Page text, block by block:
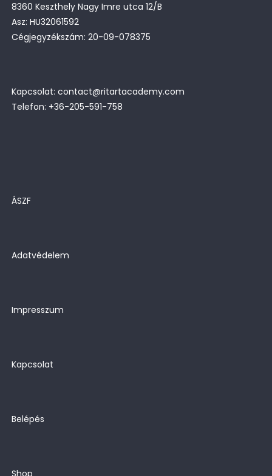
8360 Keszthely Nagy Imre utca 12/B
Asz: HU32061592
Cégjegyzékszám: 20-09-078375
Kapcsolat: contact@ritartacademy.com
Telefon: +36-205-591-758
ÁSZF
Adatvédelem
Impresszum
Kapcsolat
Belépés
Shop